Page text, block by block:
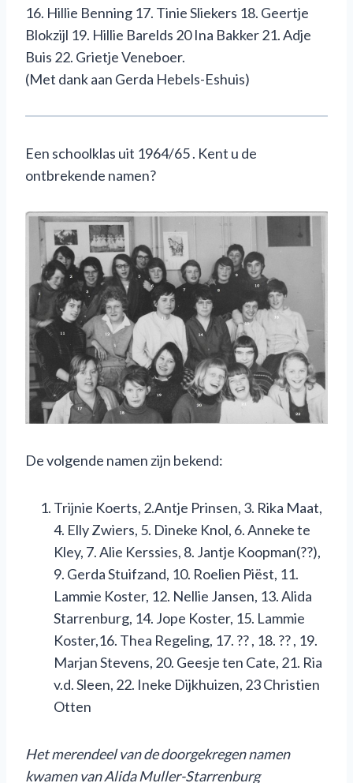
16. Hillie Benning 17. Tinie Sliekers 18. Geertje
Blokzijl 19. Hillie Barelds 20 Ina Bakker 21. Adje
Buis 22. Grietje Veneboer.
(Met dank aan Gerda Hebels-Eshuis)
Een schoolklas uit 1964/65 . Kent u de
ontbrekende namen?
De volgende namen zijn bekend:
Trijnie Koerts, 2.Antje Prinsen, 3. Rika Maat,
4. Elly Zwiers, 5. Dineke Knol, 6. Anneke te
Kley, 7. Alie Kerssies, 8. Jantje Koopman(??),
9. Gerda Stuifzand, 10. Roelien Piëst, 11.
Lammie Koster, 12. Nellie Jansen, 13. Alida
Starrenburg, 14. Jope Koster, 15. Lammie
Koster,16. Thea Regeling, 17. ?? , 18. ?? , 19.
Marjan Stevens, 20. Geesje ten Cate, 21. Ria
v.d. Sleen, 22. Ineke Dijkhuizen, 23 Christien
Otten
Het merendeel van de doorgekregennamen
kwamenvan Alida Muller-Starrenburg